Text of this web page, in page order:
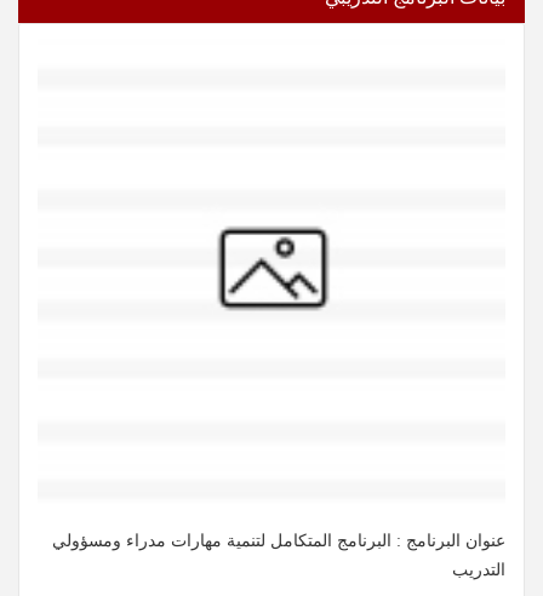
عنوان البرنامج : البرنامج المتكامل لتنمية مهارات مدراء ومسؤولي
التدريب